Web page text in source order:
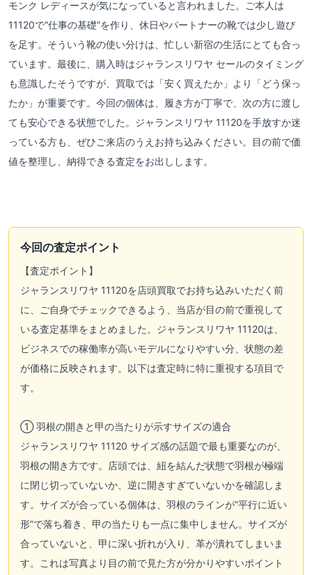
モンク レディースが気になっていると言われました。ご本人は
11120で“仕事の基礎”を作り、休日やパートナーの靴では少し遊び
を足す。そういう靴の使い分けは、忙しい新宿の生活にとても合っ
ています。最後に、購入時はジャランスリワヤ セールのタイミング
も意識したそうですが、買取では「安く買えたか」より「どう保っ
たか」が重要です。今回の個体は、履き方が丁寧で、次の方に渡し
ても安心できる状態でした。ジャランスリワヤ 11120を手放すか迷
っている方も、ぜひご来店のうえお持ち込みください。目の前で価
値を整理し、納得できる査定をお出しします。
今回の査定ポイント
【査定ポイント】
ジャランスリワヤ 11120を店頭買取でお持ち込みいただく前
に、ご自身でチェックできるよう、当店が目の前で重視して
いる査定基準をまとめました。ジャランスリワヤ 11120は、
ビジネスでの稼働率が高いモデルになりやすい分、状態の差
が価格に反映されます。以下は査定時に特に重視する項目で
す。
① 羽根の開きと甲の当たりが示すサイズの適合
ジャランスリワヤ 11120 サイズ感の話題で最も重要なのが、
羽根の開き方です。店頭では、紐を結んだ状態で羽根が極端
に閉じ切っていないか、逆に開きすぎていないかを確認しま
す。サイズが合っている個体は、羽根のラインが“平行に近い
形”で落ち着き、甲の当たりも一点に集中しません。サイズが
合っていないと、甲に深い折れが入り、革が潰れてしまいま
す。これは写真より目の前で見た方が分かりやすいポイント